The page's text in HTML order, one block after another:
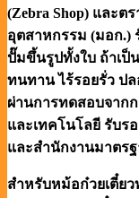
(Zebra Shop) และต
อุตสาหกรรม (มอก.)
ปั๊มขึ้นรูปทั้งใบ ถ้าเป็
ทนทาน ไร้รอยรั่ว ป
ผ่านการทดสอบจาก
และเทคโนโลยี รับร
และสำนักงานมาตร
สำหรับหม้อก๋วยเตี๋ย